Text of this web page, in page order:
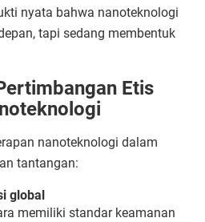
nyata bahwa nanoteknologi
tapi sedang membentuk
Etis
nanoteknologi dalam
tantangan:
global
memiliki standar keamanan